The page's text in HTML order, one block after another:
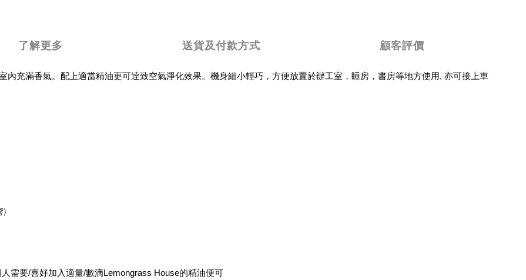
了解更多 送貨及付款方式 顧客評價
內充滿香氣。配上適當精油更可逹致空氣淨化效果。機身細小輕巧 ， 方便放置於辦工室 ， 睡房 ， 書房等地方使用, 亦可接上車
)
需要/喜好加入適量/數滴Lemongrass House的精油便可